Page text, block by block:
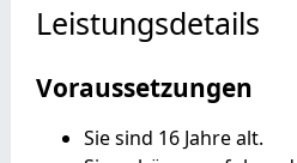
Leistungsdetails
Voraussetzungen
Sie sind 16 Jahre alt.